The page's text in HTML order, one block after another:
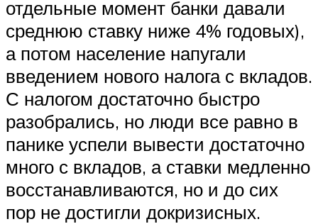
отдельные момент банки давали
среднюю ставку ниже 4% годовых),
а потом население напугали
введением нового налога с вкладов.
С налогом достаточно быстро
разобрались, но люди все равно в
панике успели вывести достаточно
много с вкладов, а ставки медленно
восстанавливаются, но и до сих
пор не достигли докризисных.